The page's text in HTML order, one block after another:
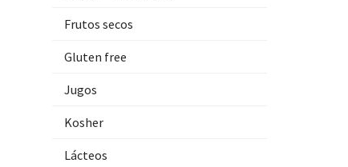
Frutos secos
Gluten free
Jugos
Kosher
Lácteos